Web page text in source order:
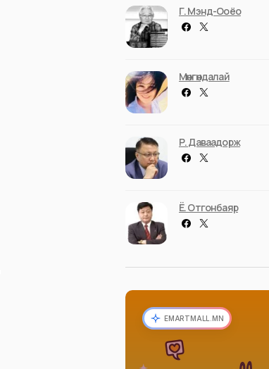
Г. Мэнд-Ооёо
Мөнгөндалай
Р. Даваадорж
Ё. Отгонбаяр
EMARTMALL.MN